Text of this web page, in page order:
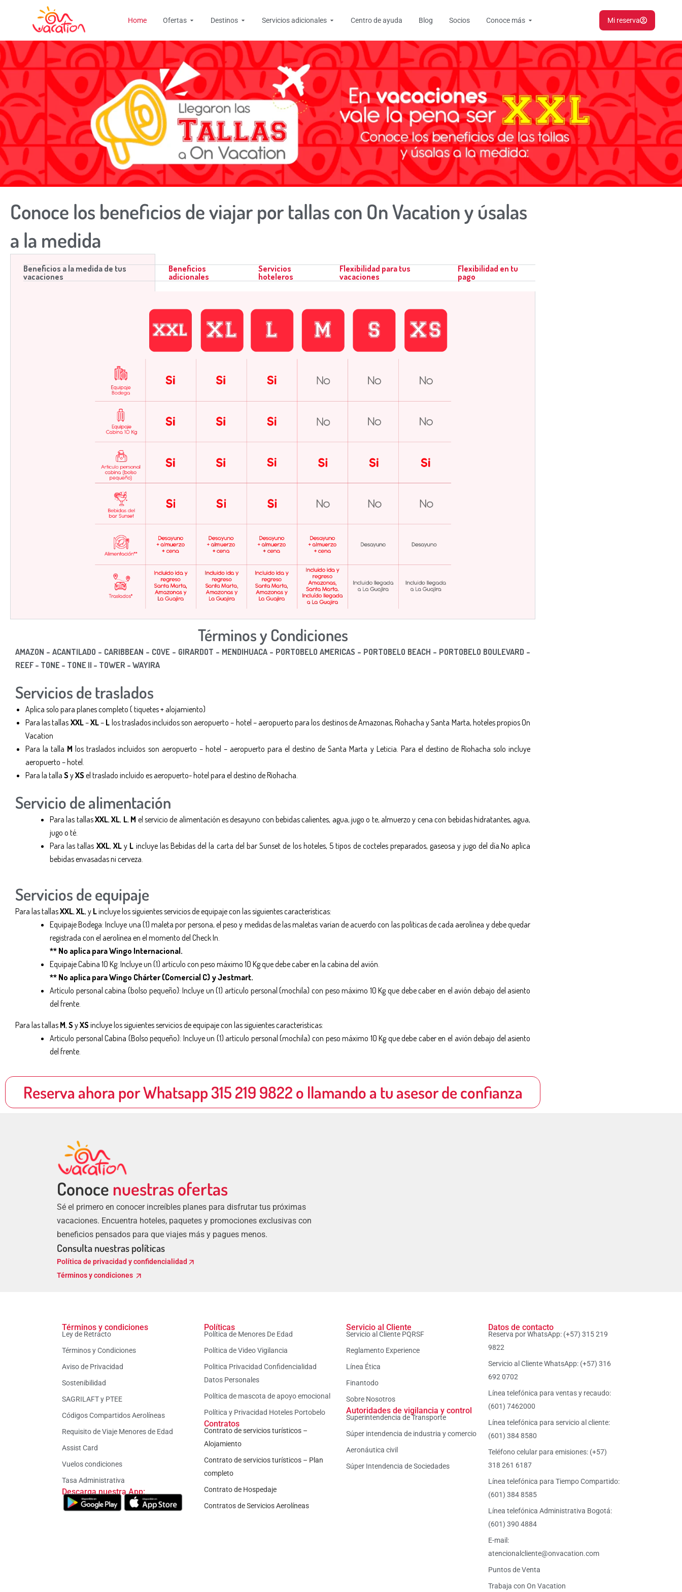
Home Ofertas Open Ofertas
Destinos Open Destinos
Servicios adicionales Open Servicios adicionales
Centro de ayuda Blog Socios Conoce más Open Conoce más Mi reserva
Conoce los beneficios de viajar por tallas con On Vacation y úsalas
a la medida
Beneficios a la medida de tus
vacaciones
Beneficios
adicionales
Servicios
hoteleros
Flexibilidad para tus
vacaciones
Flexibilidad en tu
pago
Términos y Condiciones
AMAZON – ACANTILADO – CARIBBEAN – COVE – GIRARDOT – MENDIHUACA – PORTOBELO AMERICAS – PORTOBELO BEACH – PORTOBELO BOULEVARD –
REEF – TONE – TONE II – TOWER – WAYIRA
Servicios de traslados
Aplica solo para planes completo ( tiquetes + alojamiento)
Para las tallas XXL–XL– L los traslados incluidos son aeropuerto – hotel – aeropuerto para los destinos de Amazonas, Riohacha y Santa Marta, hoteles propios On
Vacation
Para la talla M los traslados incluidos son aeropuerto – hotel – aeropuerto para el destino de Santa Marta y Leticia. Para el destino de Riohacha solo incluye
aeropuerto – hotel.
Para la talla S yXS el traslado incluido es aeropuerto- hotel para el destino de Riohacha.
Servicio de alimentación
Para las tallasXXL,XL, L, M el servicio de alimentación es desayuno con bebidas calientes, agua, jugo o te, almuerzo y cena con bebidas hidratantes, agua,
jugo o té.
Para las tallas XXL, XLy L incluye las Bebidas del la carta del bar Sunset de los hoteles, 5 tipos de cocteles preparados, gaseosa y jugo del día.No aplica
bebidas envasadas ni cerveza.
Servicios de equipaje
Para las tallasXXL, XL, y Lincluye los siguientes servicios de equipaje con las siguientes características:
Equipaje Bodega: Incluye una (1) maleta por persona, el peso y medidas de las maletas varían de acuerdo con las políticas de cada aerolínea y debe quedar
registrada con el aerolínea en el momento del Check In.
** No aplica para Wingo Internacional.
Equipaje Cabina 10 Kg: Incluye un (1) artículo con peso máximo 10 Kg que debe caber en la cabina del avión.
** No aplica para Wingo Chárter (Comercial C) y Jestmart.
Artículo personal cabina (bolso pequeño): Incluye un (1) artículo personal (mochila) con peso máximo 10 Kg que debe caber en el avión debajo del asiento
del frente.
Para las tallas M, S yXS incluye los siguientes servicios de equipaje con las siguientes características:
Articulo personal Cabina (Bolso pequeño): Incluye un (1) artículo personal (mochila) con peso máximo 10 Kg que debe caber en el avión debajo del asiento
del frente.
Reserva ahora por Whatsapp 315 219 9822 o llamando a tu asesor de confianza
Conoce nuestras ofertas
Sé el primero en conocer increíbles planes para disfrutar tus próximas
vacaciones. Encuentra hoteles, paquetes y promociones exclusivas con
beneficios pensados para que viajes más y pagues menos.
Consulta nuestras políticas
Política de privacidad y confidencialidad arrow_outward
Términos y condiciones arrow_outward
Términos y condiciones
Ley de Retracto
Términos y Condiciones
Aviso de Privacidad
Sostenibilidad
SAGRILAFT y PTEE
Códigos Compartidos Aerolíneas
Requisito de Viaje Menores de Edad
Assist Card
Vuelos condiciones
Tasa Administrativa
Descarga nuestra App:
Políticas
Política de Menores De Edad
Política de Video Vigilancia
Politica Privacidad Confidencialidad
Datos Personales
Política de mascota de apoyo emocional
Política y Privacidad Hoteles Portobelo
Contratos
Contrato de servicios turísticos –
Alojamiento
Contrato de servicios turísticos – Plan
completo
Contrato de Hospedaje
Contratos de Servicios Aerolíneas
Servicio al Cliente
Servicio al Cliente PQRSF
Reglamento Experience
Línea Ética
Finantodo
Sobre Nosotros
Autoridades de vigilancia y control
Superintendencia de Transporte
Súper intendencia de industria y comercio
Aeronáutica civil
Súper Intendencia de Sociedades
Datos de contacto
Reserva por WhatsApp: (+57) 315 219
9822
Servicio al Cliente WhatsApp: (+57) 316
692 0702
Línea telefónica para ventas y recaudo:
(601) 7462000
Línea telefónica para servicio al cliente:
(601) 384 8580
Teléfono celular para emisiones: (+57)
318 261 6187
Línea telefónica para Tiempo Compartido:
(601) 384 8585
Línea telefónica Administrativa Bogotá:
(601) 390 4884
E-mail:
atencionalcliente@onvacation.com
Puntos de Venta
Trabaja con On Vacation